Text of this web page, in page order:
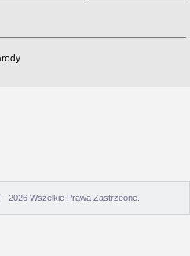
- 2026 Wszelkie Prawa Zastrzeone.